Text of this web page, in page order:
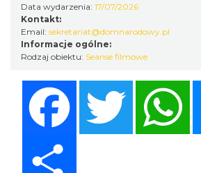
Spektakl "Tajemnica 16. piętra"
0.24 km
Data wydarzenia: 17/07/2026
Kontakt:
Email: sekretariat@domnarodowy.pl
Informacje ogólne:
Rodzaj obiektu: Seanse filmowe
Twitter